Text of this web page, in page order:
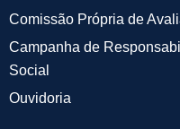
Comissão Própria de
Campanha de
Social
Ouvidoria